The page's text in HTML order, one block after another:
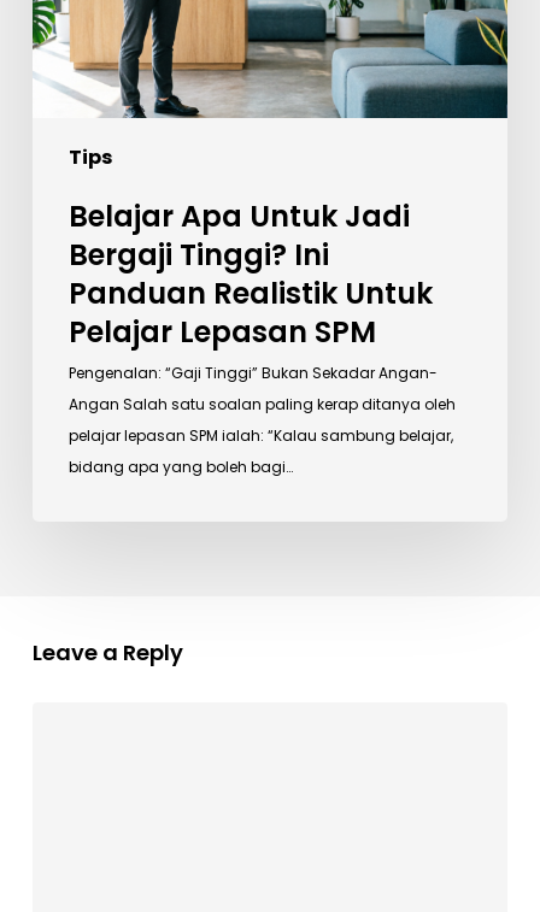
Tips
Panduan
Realistik
Untuk
Lepasan
Belajar Apa Untuk Jadi
Bergaji Tinggi? Ini
Panduan Realistik Untuk
Pelajar Lepasan SPM
Pengenalan: “Gaji Tinggi” Bukan Sekadar Angan-
Angan Salah satu soalan paling kerap ditanya oleh
pelajar lepasan SPM ialah: “Kalau sambung belajar,
bidang apa yang boleh bagi…
Leave a Reply